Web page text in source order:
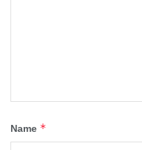
Name *